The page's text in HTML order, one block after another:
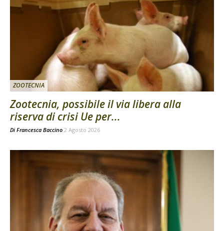
ZOOTECNIA
Zootecnia, possibile il via libera alla
riserva di crisi Ue per...
Di Francesca Baccino 2 Agosto 2026